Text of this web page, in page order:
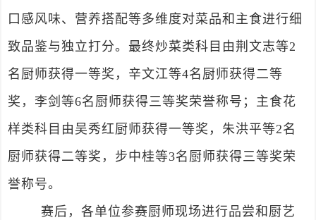
口感风味、营养搭配等多维度对菜品和主食进行细
致品鉴与独立打分。最终炒菜类科目由荆文志等2
名厨师获得一等奖，辛文江等4名厨师获得二等
奖，李剑等6名厨师获得三等奖荣誉称号；主食花
样类科目由吴秀红厨师获得一等奖，朱洪平等2名
厨师获得二等奖，步中桂等3名厨师获得三等奖荣
誉称号。
赛后，各单位参赛厨师现场进行品尝和厨艺